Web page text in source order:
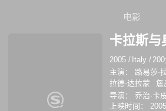
电影
卡拉斯与
2005 / Italy /
主演：
路易莎·
拉德·达拉蒙
詹
代瑞
露琪亚·萨
·阿尔瓦雷斯
安
导演：
乔治·卡
上映时间：